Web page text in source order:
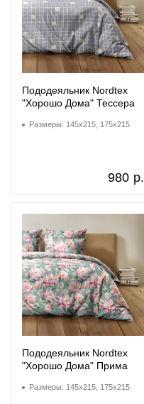
Пододеяльник Nordtex
"Хорошо Дома" Тессера
Размеры: 145x215, 175x215
980 р.
Пододеяльник Nordtex
"Хорошо Дома" Прима
Размеры: 145x215, 175x215